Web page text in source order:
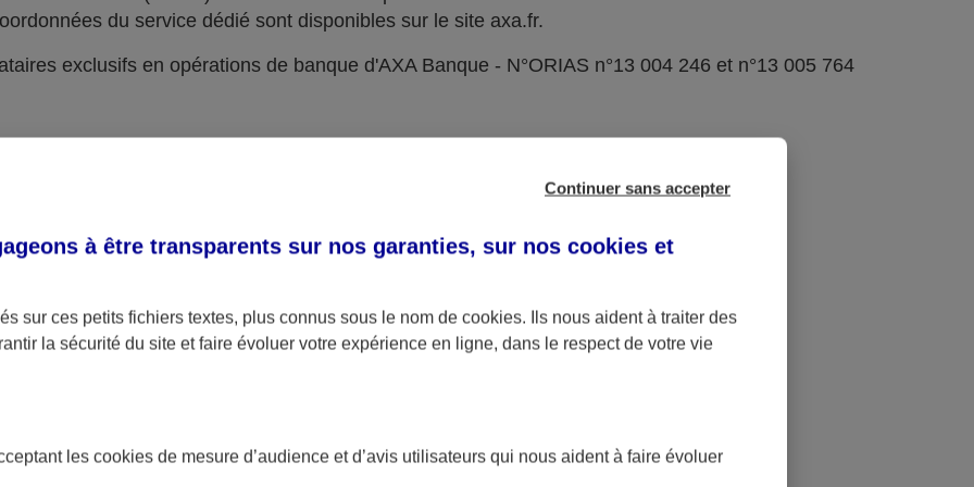
du service dédié sont disponibles sur le site axa.fr.
exclusifs en opérations de banque d'AXA Banque - N°ORIAS n°13 004 246 et n°13 005 764
Continuer sans accepter
à être transparents sur nos garanties, sur nos cookies et
sur ces petits fichiers textes, plus connus sous le nom de cookies. Ils nous aident à traiter des
la sécurité du site et faire évoluer votre expérience en ligne, dans le respect de votre vie
les cookies de mesure d’audience et d’avis utilisateurs qui nous aident à faire évoluer